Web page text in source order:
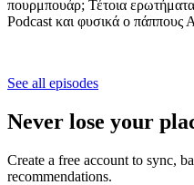
πουρμπουάρ; Τέτοια
Podcast και φυσικά ο πάππους
See all episodes
Never lose your
Create a free account to sync,
recommendations.